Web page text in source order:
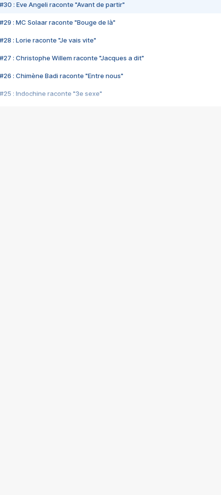
#30 : Eve Angeli raconte "Avant de partir"
#29 : MC Solaar raconte "Bouge de là"
#28 : Lorie raconte "Je vais vite"
#27 : Christophe Willem raconte "Jacques a dit"
#26 : Chimène Badi raconte "Entre nous"
#25 : Indochine raconte "3e sexe"